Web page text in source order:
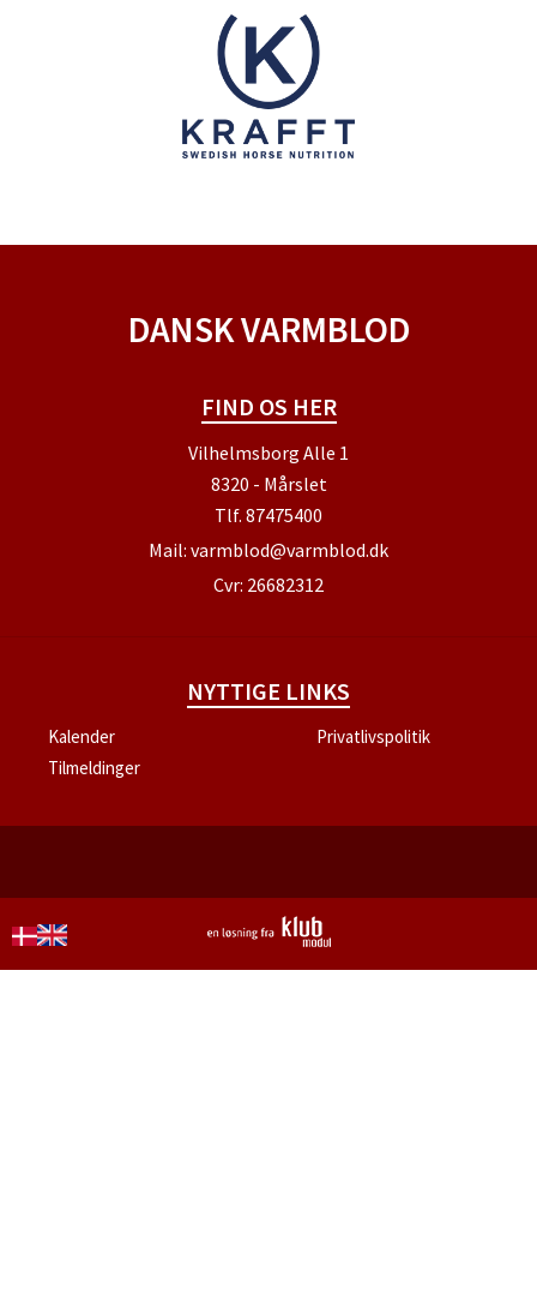
DANSK VARMBLOD
FIND OS HER
Vilhelmsborg Alle 1
8320 - Mårslet
Tlf. 87475400
Mail: varmblod@varmblod.dk
Cvr: 26682312
NYTTIGE LINKS
Kalender
Privatlivspolitik
Tilmeldinger